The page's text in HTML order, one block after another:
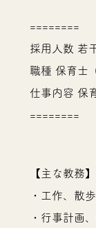
========
採用人数 若
職種 保育士
仕事内容 保
========
【主な教務】
・工作、散
・行事計画